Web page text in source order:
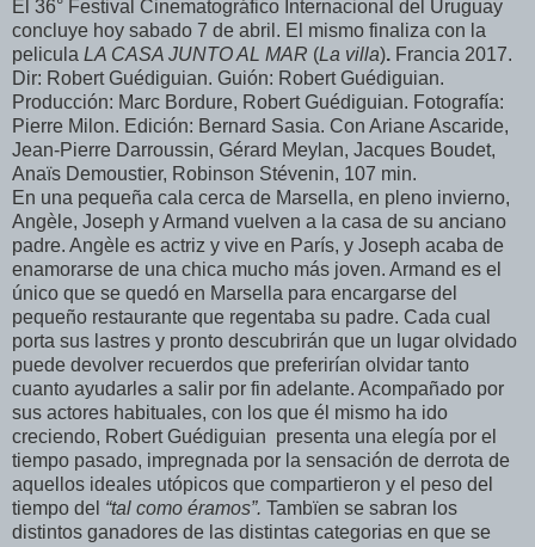
El 36° Festival Cinematográfico Internacional del Uruguay
concluye hoy sabado 7 de abril. El mismo finaliza con la
pelicula LA CASA JUNTO AL MAR (La villa). Francia 2017.
Dir: Robert Guédiguian. Guión: Robert Guédiguian.
Producción: Marc Bordure, Robert Guédiguian. Fotografía:
Pierre Milon. Edición: Bernard Sasia. Con Ariane Ascaride,
Jean-Pierre Darroussin, Gérard Meylan, Jacques Boudet,
Anaïs Demoustier, Robinson Stévenin, 107 min.
En una pequeña cala cerca de Marsella, en pleno invierno,
Angèle, Joseph y Armand vuelven a la casa de su anciano
padre. Angèle es actriz y vive en París, y Joseph acaba de
enamorarse de una chica mucho más joven. Armand es el
único que se quedó en Marsella para encargarse del
pequeño restaurante que regentaba su padre. Cada cual
porta sus lastres y pronto descubrirán que un lugar olvidado
puede devolver recuerdos que preferirían olvidar tanto
cuanto ayudarles a salir por fin adelante. Acompañado por
sus actores habituales, con los que él mismo ha ido
creciendo, Robert Guédiguian presenta una elegía por el
tiempo pasado, impregnada por la sensación de derrota de
aquellos ideales utópicos que compartieron y el peso del
tiempo del “tal como éramos”. Tambïen se sabran los
distintos ganadores de las distintas categorias en que se